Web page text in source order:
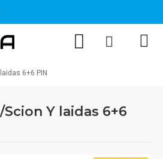
6+6 PIN
Y laidas 6+6